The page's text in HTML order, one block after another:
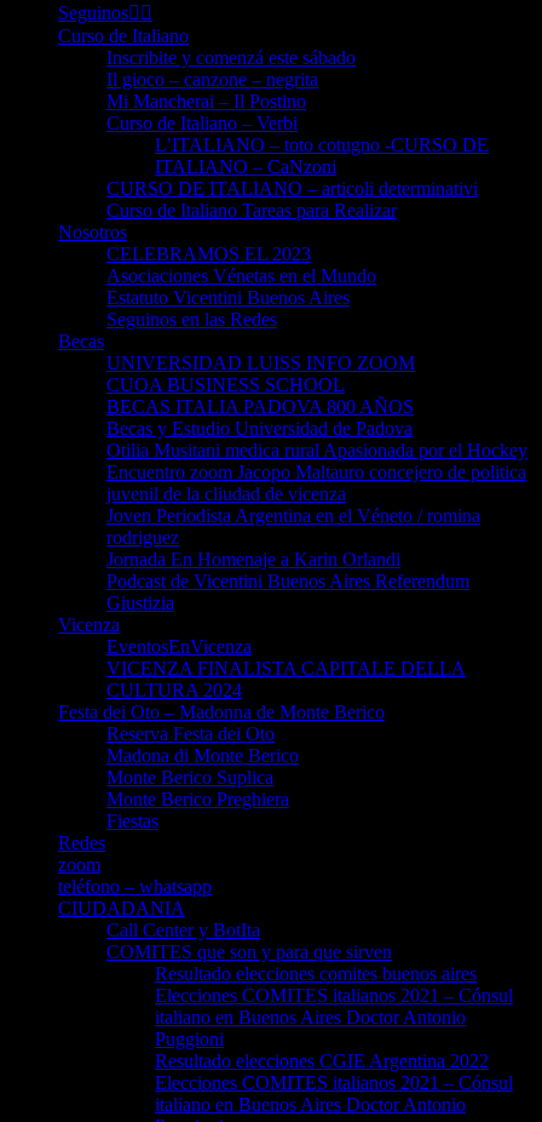
Seguinos👈🏻
Curso de Italiano
Inscribite y comenzá este sábado
Il gioco – canzone – negrita
Mi Mancherai – Il Postino
Curso de Italiano – Verbi
L’ITALIANO – toto cotugno -CURSO DE
ITALIANO – CaNzoni
CURSO DE ITALIANO – articoli determinativi
Curso de Italiano Tareas para Realizar
Nosotros
CELEBRAMOS EL 2023
Asociaciones Vénetas en el Mundo
Estatuto Vicentini Buenos Aires
Seguinos en las Redes
Becas
UNIVERSIDAD LUISS INFO ZOOM
CUOA BUSINESS SCHOOL
BECAS ITALIA PADOVA 800 AÑOS
Becas y Estudio Universidad de Padova
Otilia Musitani medica rural Apasionada por el Hockey
Encuentro zoom Jacopo Maltauro concejero de politica
juvenil de la cliudad de vicenza
Joven Periodista Argentina en el Véneto / romina
rodriguez
Jornada En Homenaje a Karin Orlandi
Podcast de Vicentini Buenos Aires Referendum
Giustizia
Vicenza
EventosEnVicenza
VICENZA FINALISTA CAPITALE DELLA
CULTURA 2024
Festa dei Oto – Madonna de Monte Berico
Reserva Festa dei Oto
Madona di Monte Berico
Monte Berico Suplica
Monte Berico Preghiera
Fiestas
Redes
zoom
teléfono – whatsapp
CIUDADANIA
Call Center y BotIta
COMITES que son y para que sirven
Resultado elecciones comites buenos aires
Elecciones COMITES italianos 2021 – Cónsul
italiano en Buenos Aires Doctor Antonio
Puggioni
Resultado elecciones CGIE Argentina 2022
Elecciones COMITES italianos 2021 – Cónsul
italiano en Buenos Aires Doctor Antonio